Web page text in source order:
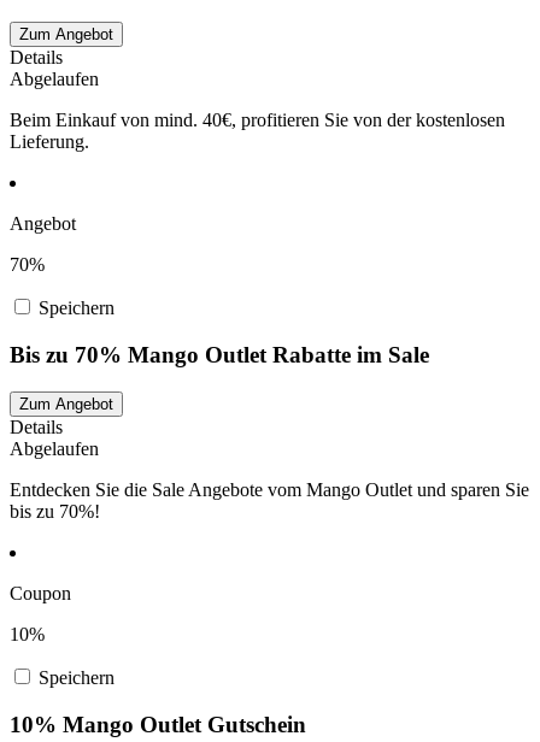
Zum Angebot
Details
Abgelaufen
Beim Einkauf von mind. 40€, profitieren Sie von der kostenlosen
Lieferung.
Angebot
70%
Speichern
Bis zu 70% Mango Outlet Rabatte im Sale
Zum Angebot
Details
Abgelaufen
Entdecken Sie die Sale Angebote vom Mango Outlet und sparen Sie
bis zu 70%!
Coupon
10%
Speichern
10% Mango Outlet Gutschein